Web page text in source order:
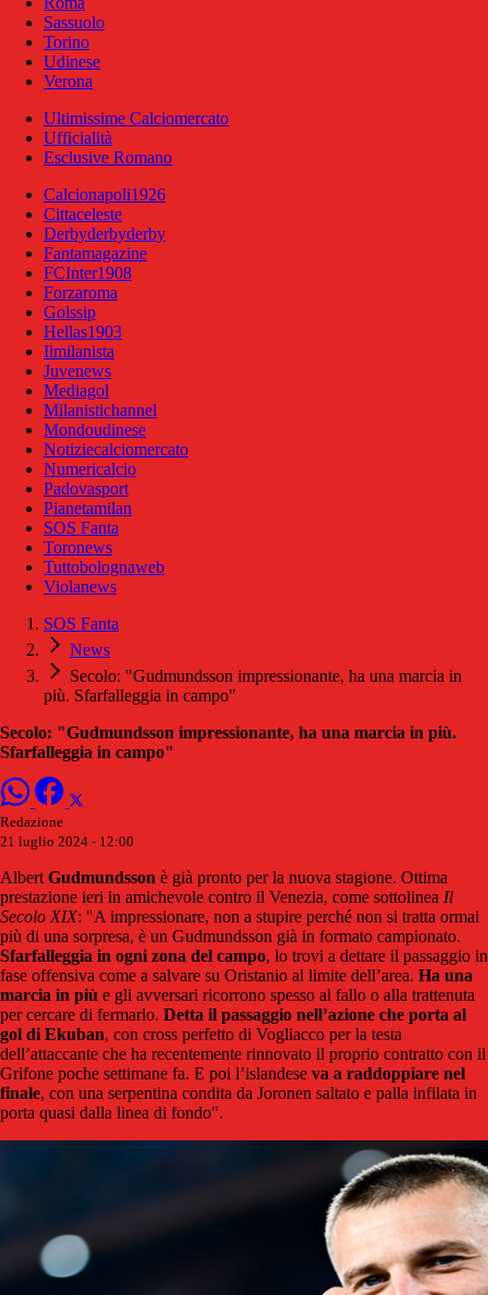
Sassuolo
Torino
Udinese
Verona
Ultimissime Calciomercato
Ufficialità
Esclusive Romano
Calcionapoli1926
Cittaceleste
Derbyderbyderby
Fantamagazine
FCInter1908
Forzaroma
Golssip
Hellas1903
Ilmilanista
Juvenews
Mediagol
Milanistichannel
Mondoudinese
Notiziecalciomercato
Numericalcio
Padovasport
Pianetamilan
SOS Fanta
Toronews
Tuttobolognaweb
Violanews
SOS Fanta
News
Secolo: "Gudmundsson impressionante, ha una marcia in
più. Sfarfalleggia in campo"
Secolo: "Gudmundsson impressionante, ha una marcia in più.
Sfarfalleggia in campo"
Redazione
21 luglio 2024 - 12:00
Albert Gudmundsson è già pronto per la nuova stagione. Ottima
prestazione ieri in amichevole contro il Venezia, come sottolinea Il
Secolo XIX: "A impressionare, non a stupire perché non si tratta ormai
più di una sorpresa, è un Gudmundsson già in formato campionato.
Sfarfalleggia in ogni zona del campo, lo trovi a dettare il passaggio in
fase offensiva come a salvare su Oristanio al limite dell’area. Ha una
marcia in più e gli avversari ricorrono spesso al fallo o alla trattenuta
per cercare di fermarlo. Detta il passaggio nell’azione che porta al
gol di Ekuban, con cross perfetto di Vogliacco per la testa
dell’attaccante che ha recentemente rinnovato il proprio contratto con il
Grifone poche settimane fa. E poi l’islandese va a raddoppiare nel
finale, con una serpentina condita da Joronen saltato e palla infilata in
porta quasi dalla linea di fondo".